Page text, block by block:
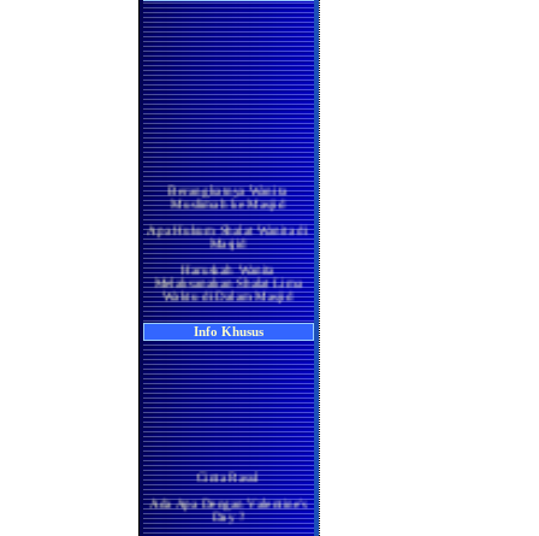
Berangkatnya Wanita
Muslimah ke Masjid
Apa Hukum Shalat Wanita di
Masjid
Haruskah Wanita
Melaksanakan Shalat Lima
Waktu di Dalam Masjid
Wanita di Rumah
Berma'mum Kepada Imam
di Masjid
Apakah Shalatnya Seorang
Wanita di rumah Lebih
Utama Ataukah di Masjidil
Haram
Manakah yang Lebih Utama
Bagi Wanita Pada Bulan
Ramadhan, Melaksanakan
Shalat di Masjidil Haram
atau di Rumah
Shalatnya Kaum Wanita
yang Sedang Umrah di
Info Khusus
Cinta Rasul
Ada Apa Dengan Valentine's
Day ?